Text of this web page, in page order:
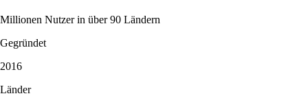
Millionen Nutzer in über 90 Ländern
Gegründet
2016
Länder